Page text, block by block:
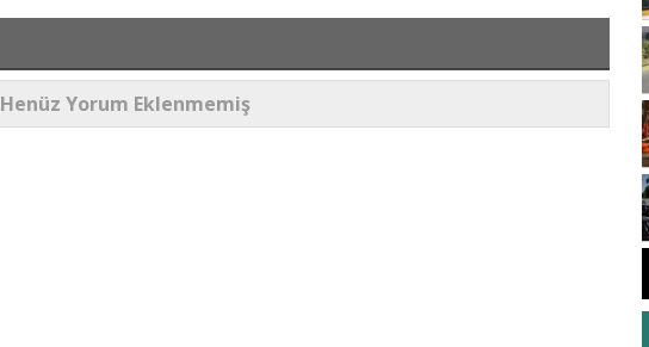
Henüz Yorum Eklenmemiş